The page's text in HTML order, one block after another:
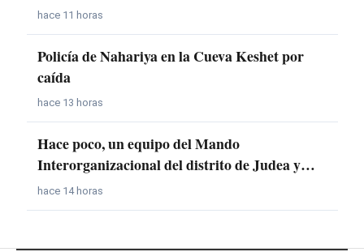
hace 11 horas
Policía de Nahariya en la Cueva Keshet por
caída
hace 13 horas
Hace poco, un equipo del Mando
Interorganizacional del distrito de Judea y…
hace 14 horas